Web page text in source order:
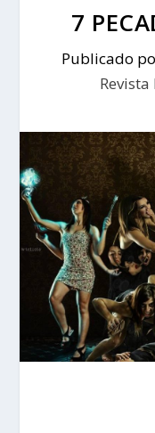
7
Publicado